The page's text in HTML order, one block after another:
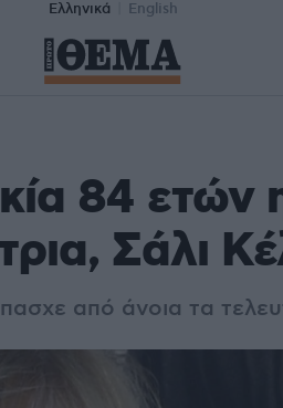
Ελληνικά English
84 ετών
Σάλι
από άνοια τα